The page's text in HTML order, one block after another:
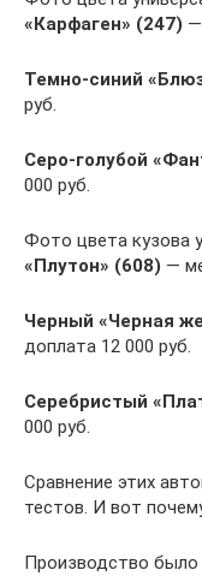
«Карфаген» (247) —
Темно-синий
руб.
Серо-голубой
000 руб.
Фото цвета кузова
«Плутон» (608) —
Черный «Черная
доплата 12 000 руб.
Серебристый
000 руб.
Сравнение этих
тестов. И вот
Производство было